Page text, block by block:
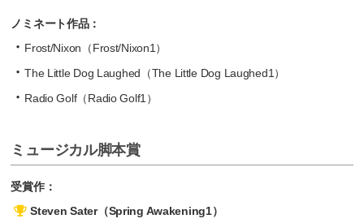
ノミネート作品：
Frost/Nixon（Frost/Nixon1）
The Little Dog Laughed（The Little Dog Laughed1）
Radio Golf（Radio Golf1）
ミュージカル脚本賞
受賞作：
Steven Sater（Spring Awakening1）